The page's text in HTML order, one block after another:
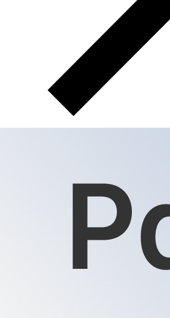
钯（盎司） 是 钯 的货币。
我们的货
（盎司） 汇率是 XPD 兑 USD。
盎
下方可查看 钯（盎司） 汇率与换算器。
选择一种货币